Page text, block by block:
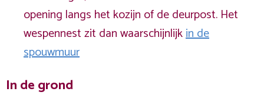
opening langs het kozijn of de deurpost. Het
wespennest zit dan waarschijnlijkin de
spouwmuur
In de grond